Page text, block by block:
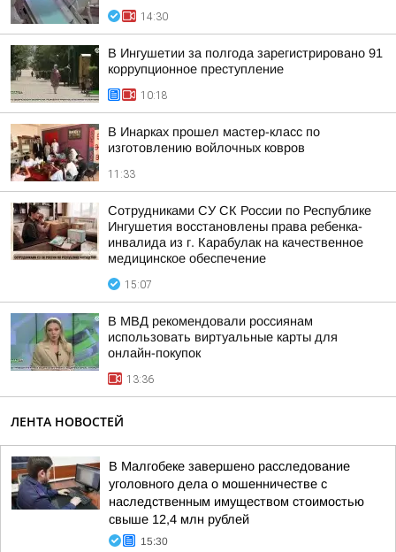
14:30
В Ингушетии за полгода зарегистрировано 91
коррупционное преступление
10:18
В Инарках прошел мастер-класс по
изготовлению войлочных ковров
11:33
Сотрудниками СУ СК России по Республике
Ингушетия восстановлены права ребенка-
инвалида из г. Карабулак на качественное
медицинское обеспечение
15:07
В МВД рекомендовали россиянам
использовать виртуальные карты для
онлайн-покупок
13:36
ЛЕНТА НОВОСТЕЙ
В Малгобеке завершено расследование
уголовного дела о мошенничестве с
наследственным имуществом стоимостью
свыше 12,4 млн рублей
15:30